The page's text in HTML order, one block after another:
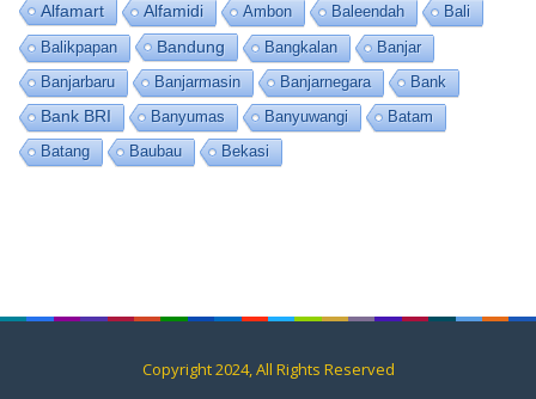
Alfamart Alfamidi Ambon Baleendah
Bali
Balikpapan
Bandung Bangkalan
Banjar
Banjarbaru
Banjarmasin Banjarnegara
Bank
Bank BRI
Banyumas Banyuwangi
Batam
Batang
Baubau Bekasi
Copyright 2024, All Rights Reserved